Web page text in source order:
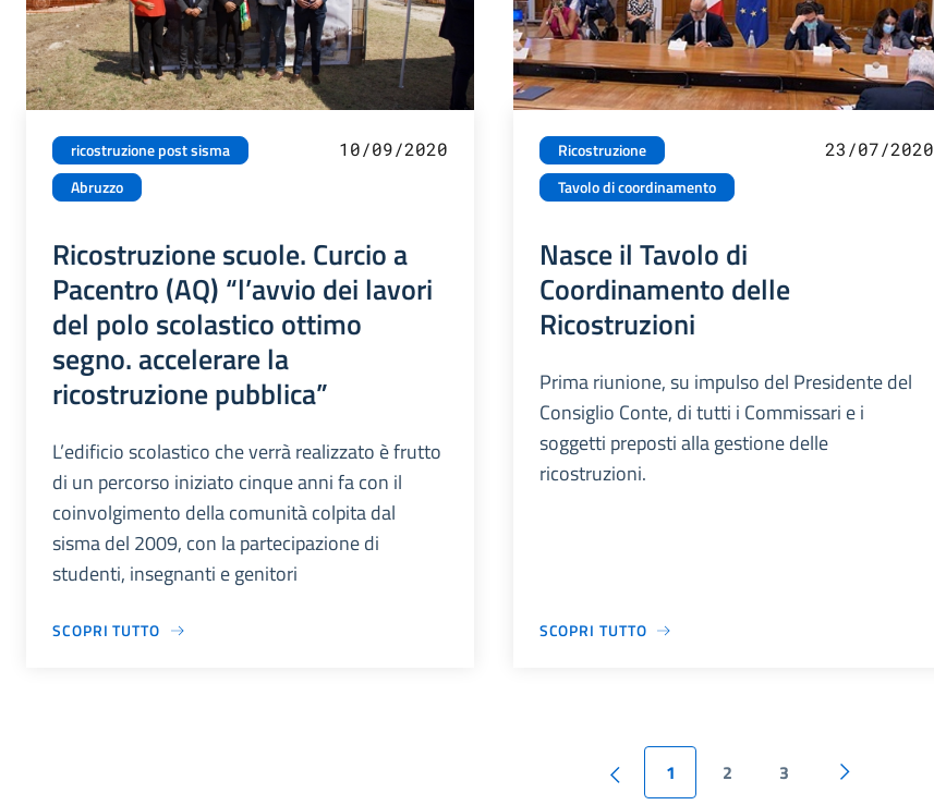
ricostruzione post sisma
Abruzzo
10/09/2020
Ricostruzione scuole. Curcio a
Pacentro (AQ) “l’avvio dei lavori
del polo scolastico ottimo
segno. accelerare la
ricostruzione pubblica”
L’edificio scolastico che verrà realizzato è frutto
di un percorso iniziato cinque anni fa con il
coinvolgimento della comunità colpita dal
sisma del 2009, con la partecipazione di
studenti, insegnanti e genitori
SCOPRI TUTTO
Ricostruzione
Tavolo di coordinamento
23/07/2020
Nasce il Tavolo di
Coordinamento delle
Ricostruzioni
Prima riunione, su impulso del Presidente del
Consiglio Conte, di tutti i Commissari e i
soggetti preposti alla gestione delle
ricostruzioni.
SCOPRI TUTTO
1 2 3